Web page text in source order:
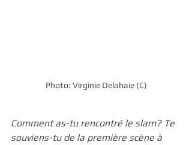
Photo: Virginie Delahaie (C)
Comment as-tu rencontré le slam? Te
souviens-tu de la première scène à